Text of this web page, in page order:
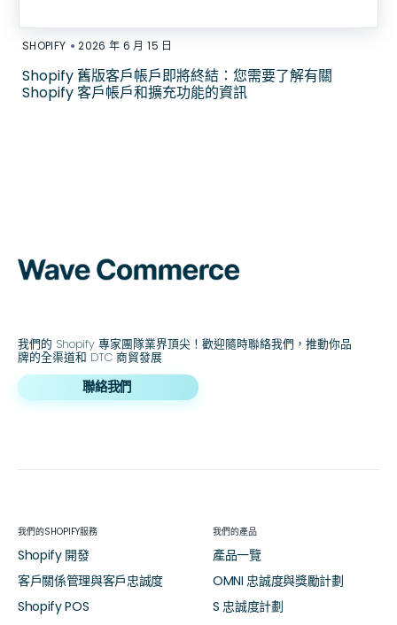
SHOPIFY • 2026 年 6 月 15 日
Shopify 舊版客戶帳戶即將終結：您需要了解有關
Shopify 客戶帳戶和擴充功能的資訊
我們的 Shopify 專家團隊業界頂尖！歡迎隨時聯絡我們，推動你品
牌的全渠道和 DTC 商貿發展
聯絡我們
我們的SHOPIFY服務
Shopify 開發
客戶關係管理與客戶忠誠度
Shopify POS
我們的產品
產品一覽
OMNI 忠誠度與獎勵計劃
S 忠誠度計劃